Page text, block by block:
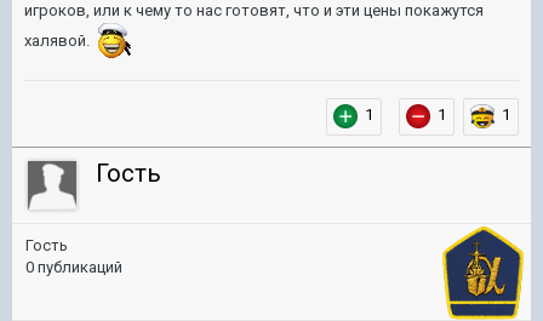
игроков, или к чему то нас готовят, что и эти цены покажутся
халявой.
1 1 1
Гость
Гость
0 публикаций